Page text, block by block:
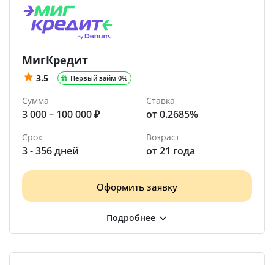
МигКредит
3.5 Первый займ 0%
Сумма
3 000 – 100 000 ₽
Ставка
от 0.2685%
Срок
3 - 356 дней
Возраст
от 21 года
Оформить заявку